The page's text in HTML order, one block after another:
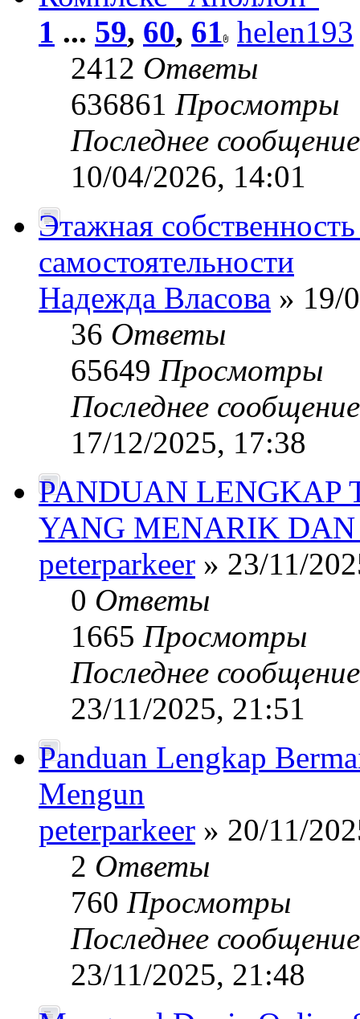
1 ... 59, 60, 61 helen193
2412 Ответы
636861 Просмотры
Последнее
10/04/2026, 14:01
Этажная
самостоятельности
Надежда Власова » 19/
36 Ответы
65649 Просмотры
Последнее
17/12/2025, 17:38
PANDUAN LENGKAP
YANG MENARIK
peterparkeer » 23/11/
0 Ответы
1665 Просмотры
Последнее
23/11/2025, 21:51
Panduan Lengkap
Mengun
peterparkeer » 20/11/
2 Ответы
760 Просмотры
Последнее
23/11/2025, 21:48